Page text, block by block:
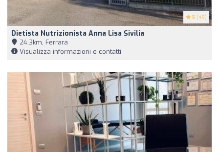
5 (49)
Dietista Nutrizionista Anna Lisa Sivilia
24,3km, Ferrara
Visualizza informazioni e contatti